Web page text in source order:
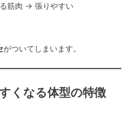
筋肉 → 張りやすい
がついてしまいます。
くなる体型の特徴